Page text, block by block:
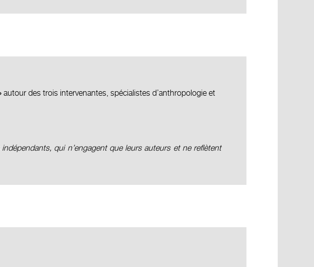
autour des trois intervenantes, spécialistes d’anthropologie et
qui n’engagent que leurs auteurs et ne reflètent